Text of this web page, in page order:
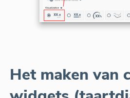
Het maken van